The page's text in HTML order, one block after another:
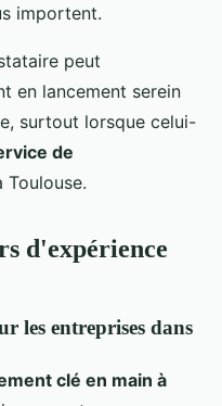
importent.
peut
en lancement serein
surtout lorsque celui-
de
Toulouse.
d'expérience
les entreprises dans
clé en main à